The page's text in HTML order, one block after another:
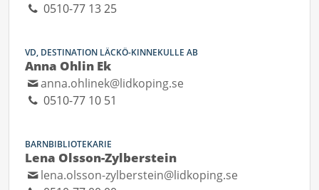
0510-77 13 25
VD, DESTINATION LÄCKÖ-KINNEKULLE AB
Anna Ohlin Ek
anna.ohlinek@lidkoping.se
0510-77 10 51
BARNBIBLIOTEKARIE
Lena Olsson-Zylberstein
lena.olsson-zylberstein@lidkoping.se